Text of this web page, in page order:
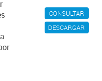
CONSULTAR
DESCARGAR